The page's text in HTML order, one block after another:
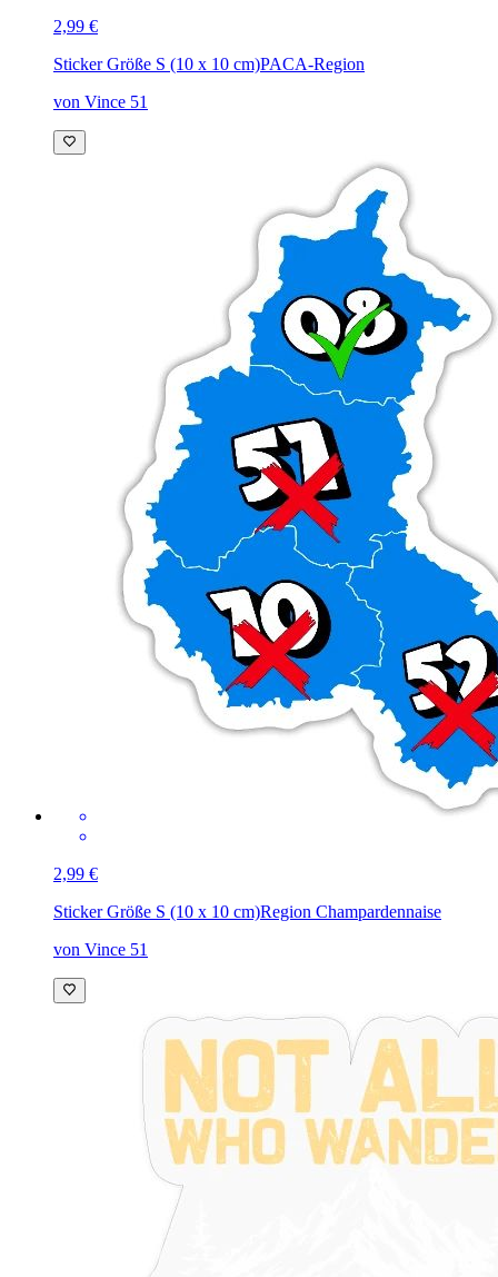
2,99 €
Sticker Größe S (10 x 10 cm)PACA-Region
von Vince 51
2,99 €
Sticker Größe S (10 x 10 cm)Region Champardennaise
von Vince 51